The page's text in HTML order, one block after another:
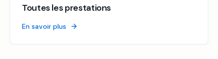
Toutes les prestations
En savoir plus